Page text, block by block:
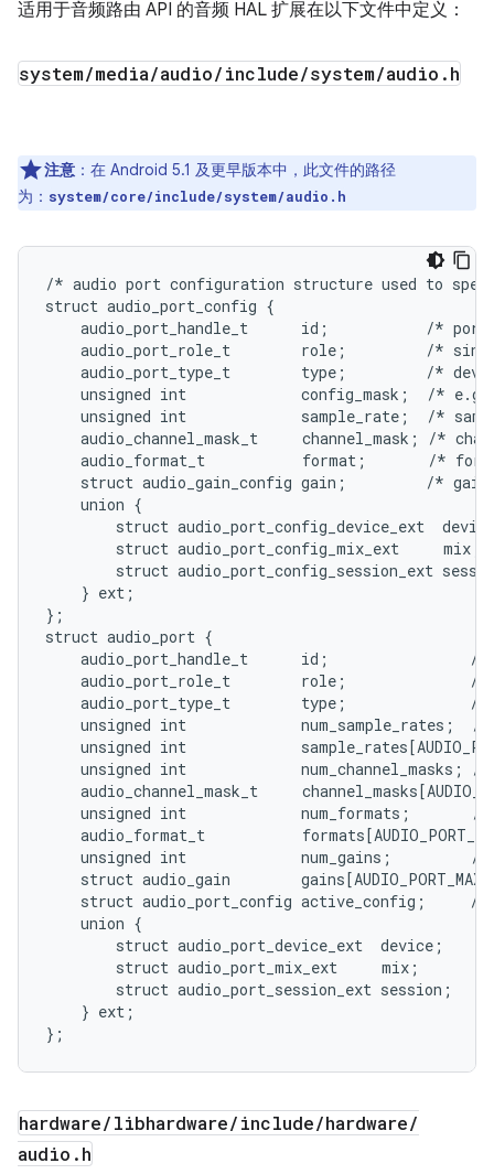
适用于音频路由 API 的音频 HAL 扩展在以下文件中定义：
system/media/audio/include/system/audio .h
注意 ：在 Android 5.1 及更早版本中，此文件的路径
为： system/core/include/system/audio.h
/* audio port configuration structure used to
struct audio_port_config {
audio_port_handle_t      id;           /*
audio_port_role_t        role;         /*
audio_port_type_t        type;         /*
unsigned int             config_mask;  /*
unsigned int             sample_rate;  /*
audio_channel_mask_t     channel_mask; /*
audio_format_t           format;       /*
struct audio_gain_config gain;         /*
    union {
struct audio_port_config_device_ext
struct audio_port_config_mix_ext     mix;
struct audio_port_config_session_ext
    } ext;
};
struct audio_port {
audio_port_handle_t      id;                /
audio_port_role_t        role;              /
audio_port_type_t        type;              /
unsigned int             num_sample_rates;
unsigned int
unsigned int             num_channel_masks;
audio_channel_mask_t
unsigned int             num_formats;       /
audio_format_t
unsigned int             num_gains;         /
struct audio_gain
struct audio_port_config active_config;     /
    union {
        struct audio_port_device_ext  device;
        struct audio_port_mix_ext     mix;
        struct audio_port_session_ext session;
    } ext;
hardware/libhardware/include/hardware/
audio .h